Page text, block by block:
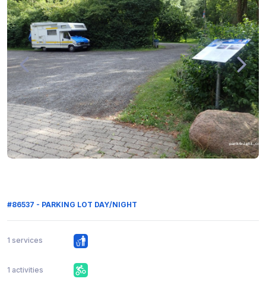
#86537 - PARKING LOT DAY/NIGHT
1 services
1 activities